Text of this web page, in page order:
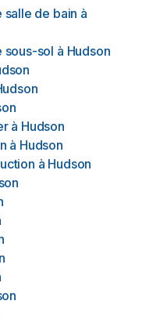
salle de bain à
sous-sol à Hudson
à Hudson
à Hudson
à Hudson